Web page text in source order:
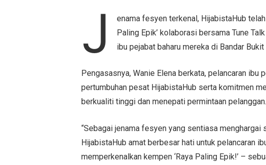
J
enama fesyen terkenal, HijabistaHub
Paling Epik’ kolaborasi bersama Tune
ibu pejabat baharu mereka di Bandar Bukit
Pengasasnya, Wanie Elena berkata, pelancaran ibu
pertumbuhan pesat HijabistaHub serta komitmen
berkualiti tinggi dan menepati permintaan pelanggan.
“Sebagai jenama fesyen yang sentiasa menghargai
HijabistaHub amat berbesar hati untuk pelancaran
memperkenalkan kempen ‘Raya Paling Epik!’ –